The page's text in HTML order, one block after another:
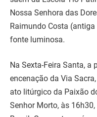
Nossa Senhora das
Raimundo Costa
fonte luminosa.
Na Sexta-Feira Santa,
encenação da Via
ato litúrgico da Paixão
Senhor Morto, às